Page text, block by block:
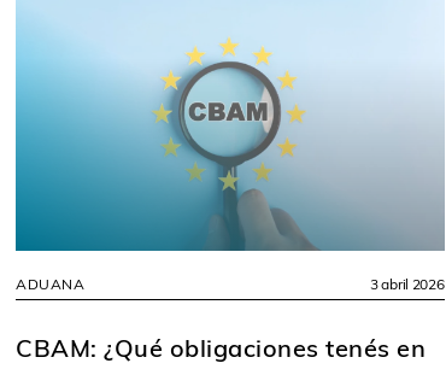
ADUANA 3 abril 2026
CBAM: ¿Qué obligaciones tenés en